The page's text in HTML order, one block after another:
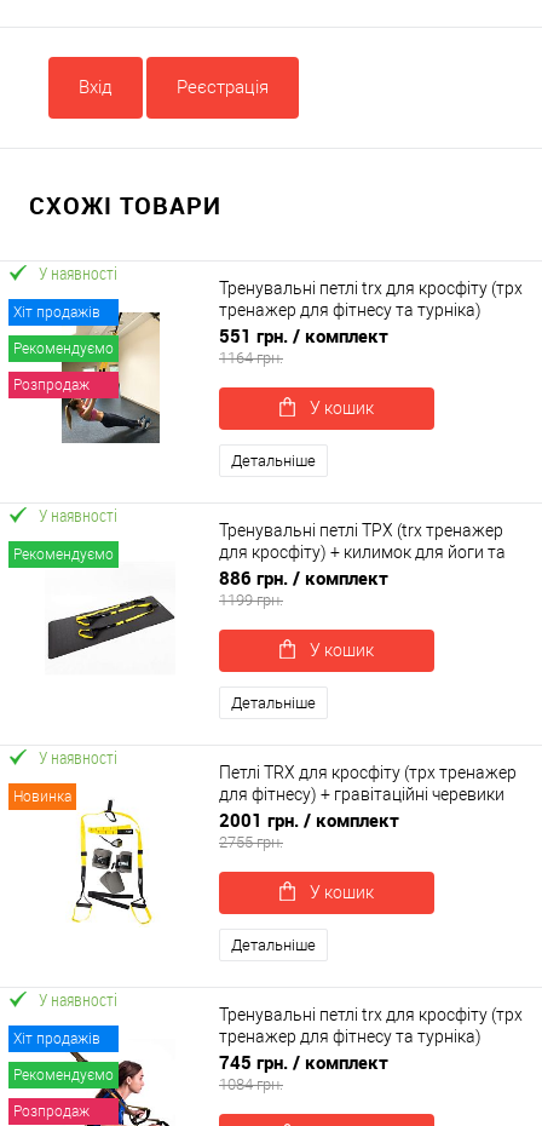
Вхід Реєстрація
СХОЖІ ТОВАРИ
Хіт продажів
Рекомендуємо
Розпродаж
У наявності
Тренувальні петлі trx для кросфіту (трх
тренажер для фітнесу та турніка)
OSPORT Lite (FI-0037)
551 грн. / комплект
1164 грн.
У кошик
Детальніше
Рекомендуємо
У наявності
Тренувальні петлі ТРХ (trx тренажер
для кросфіту) + килимок для йоги та
фітнесу OSPORT Set 56 (n-0086)
886 грн. / комплект
1199 грн.
У кошик
Детальніше
Новинка
У наявності
Петлі TRX для кросфіту (трх тренажер
для фітнесу) + гравітаційні черевики
для турніку OSPORT Set 53 (n-0083)
2001 грн. / комплект
2755 грн.
У кошик
Детальніше
Хіт продажів
Рекомендуємо
Розпродаж
У наявності
Тренувальні петлі trx для кросфіту (трх
тренажер для фітнесу та турніка)
OSPORT Pro (FI-0037-1)
745 грн. / комплект
1084 грн.